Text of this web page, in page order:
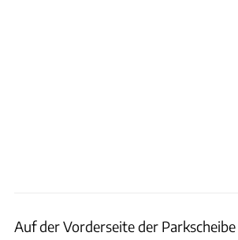
Auf der Vorderseite der